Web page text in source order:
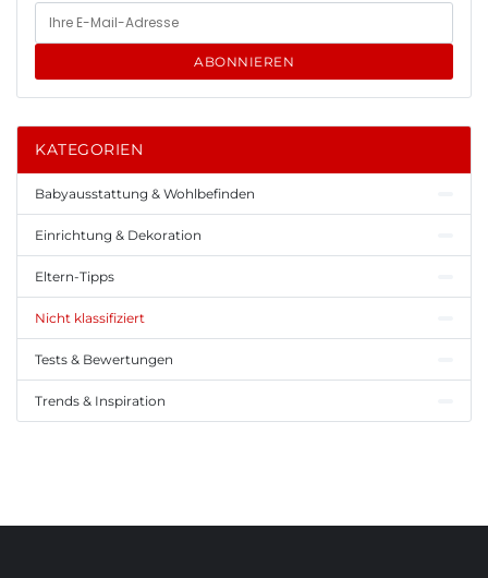
ABONNIEREN
KATEGORIEN
Babyausstattung & Wohlbefinden
Einrichtung & Dekoration
Eltern-Tipps
Nicht klassifiziert
Tests & Bewertungen
Trends & Inspiration